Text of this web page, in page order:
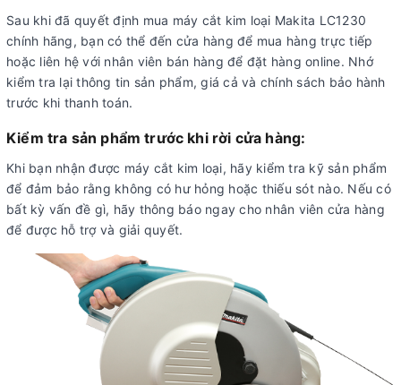
Sau khi đã quyết định mua máy cắt kim loại Makita LC1230
chính hãng, bạn có thể đến cửa hàng để mua hàng trực tiếp
hoặc liên hệ với nhân viên bán hàng để đặt hàng online. Nhớ
kiểm tra lại thông tin sản phẩm, giá cả và chính sách bảo hành
trước khi thanh toán.
Kiểm tra sản phẩm trước khi rời cửa hàng:
Khi bạn nhận được máy cắt kim loại, hãy kiểm tra kỹ sản phẩm
để đảm bảo rằng không có hư hỏng hoặc thiếu sót nào. Nếu có
bất kỳ vấn đề gì, hãy thông báo ngay cho nhân viên cửa hàng
để được hỗ trợ và giải quyết.